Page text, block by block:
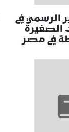
الرسمي في
الصغيرة
في مصر